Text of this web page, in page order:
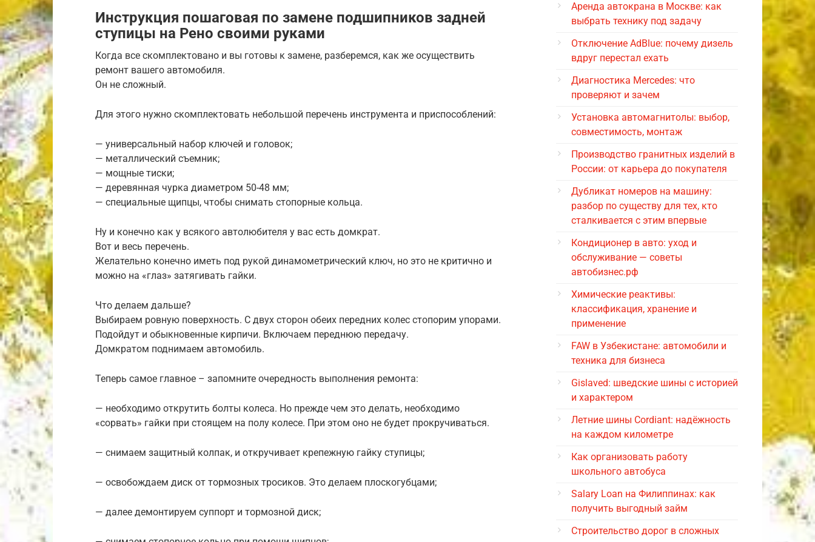
Инструкция пошаговая по замене подшипников задней
ступицы на Рено своими руками
Когда все скомплектовано и вы готовы к замене, разберемся, как же осуществить
ремонт вашего автомобиля.
Он не сложный.
Для этого нужно скомплектовать небольшой перечень инструмента и приспособлений:
— универсальный набор ключей и головок;
— металлический съемник;
— мощные тиски;
— деревянная чурка диаметром 50-48 мм;
— специальные щипцы, чтобы снимать стопорные кольца.
Ну и конечно как у всякого автолюбителя у вас есть домкрат.
Вот и весь перечень.
Желательно конечно иметь под рукой динамометрический ключ, но это не критично и
можно на «глаз» затягивать гайки.
Что делаем дальше?
Выбираем ровную поверхность. С двух сторон обеих передних колес стопорим упорами.
Подойдут и обыкновенные кирпичи. Включаем переднюю передачу.
Домкратом поднимаем автомобиль.
Теперь самое главное – запомните очередность выполнения ремонта:
— необходимо открутить болты колеса. Но прежде чем это делать, необходимо
«сорвать» гайки при стоящем на полу колесе. При этом оно не будет прокручиваться.
— снимаем защитный колпак, и откручивает крепежную гайку ступицы;
— освобождаем диск от тормозных тросиков. Это делаем плоскогубцами;
— далее демонтируем суппорт и тормозной диск;
Аренда автокрана в Москве: как
выбрать технику под задачу
Отключение AdBlue: почему дизель
вдруг перестал ехать
Диагностика Mercedes: что
проверяют и зачем
Установка автомагнитолы: выбор,
совместимость, монтаж
Производство гранитных изделий в
России: от карьера до покупателя
Дубликат номеров на машину:
разбор по существу для тех, кто
сталкивается с этим впервые
Кондиционер в авто: уход и
обслуживание — советы
автобизнес.рф
Химические реактивы:
классификация, хранение и
применение
FAW в Узбекистане: автомобили и
техника для бизнеса
Gislaved: шведские шины с историей
и характером
Летние шины Cordiant: надёжность
на каждом километре
Как организовать работу
школьного автобуса
Salary Loan на Филиппинах: как
получить выгодный займ
Строительство дорог в сложных